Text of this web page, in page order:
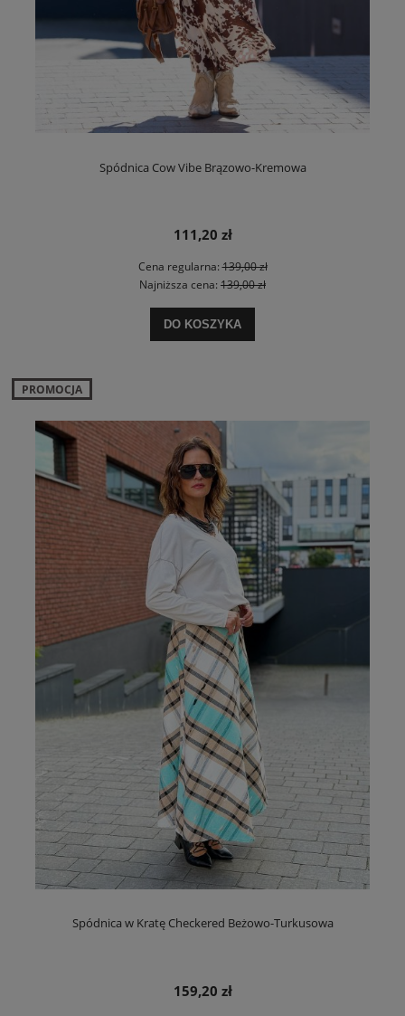
Spódnica Cow Vibe Brązowo-Kremowa
111,20 zł
Cena regularna:139,00 zł
Najniższa cena: 139,00 zł
DO KOSZYKA
Spódnica w Kratę Checkered Beżowo-Turkusowa
159,20 zł
PROMOCJA